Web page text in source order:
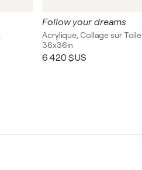
Follow your dreams
Acrylique, Collage sur Toile
36x36in
6 420 $US